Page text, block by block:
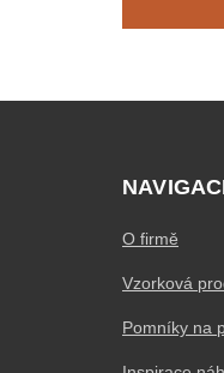
O firmě
Vzorková
Pomníky na